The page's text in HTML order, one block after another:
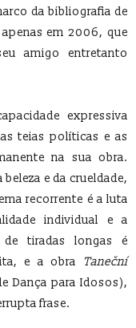
da bibliografia de
em 2006, que
amigo entretanto
expressiva
teias políticas e as
na sua obra.
e da crueldade,
recorrente é a luta
individual e a
de tiradas longas é
e a obra
Taneční
Dança para Idosos),
frase.